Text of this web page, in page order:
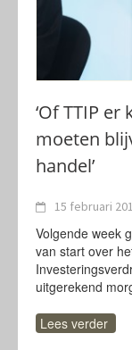
‘Of TTIP
moeten
handel’
15 februari
Volgende week
van start over
uitgerekend
Lees verder